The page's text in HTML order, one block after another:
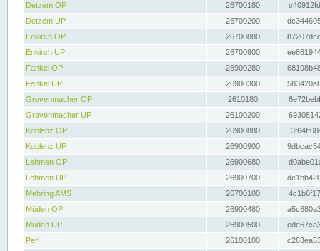
Detzem OP
26700180
Detzem UP
26700200
Enkirch OP
26700880
Enkirch UP
26700900
Fankel OP
26900280
Fankel UP
26900300
Grevenmacher OP
2610180
Grevenmacher UP
26100200
Koblenz OP
26900880
Koblenz UP
26900900
Lehmen OP
26900680
Lehmen UP
26900700
Mehring AMS
26700100
Müden OP
26900480
Müden UP
26900500
Perl
26100100